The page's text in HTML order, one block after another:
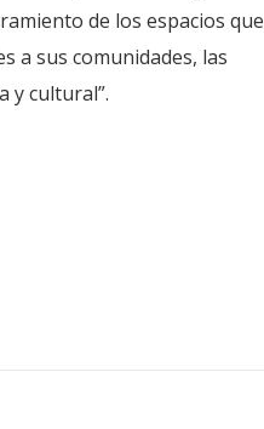
de los espacios que
a sus comunidades, las
y cultural”.